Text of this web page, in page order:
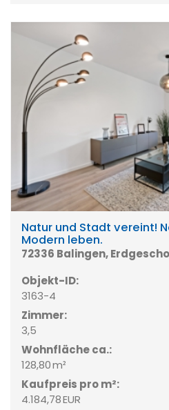
Natur und Stadt vereint!
Modern leben.
72336 Balingen,
Objekt-ID:
3163-4
Zimmer:
3,5
Wohnfläche ca.:
128,80 m²
Kaufpreis pro m²:
4.184,78 EUR